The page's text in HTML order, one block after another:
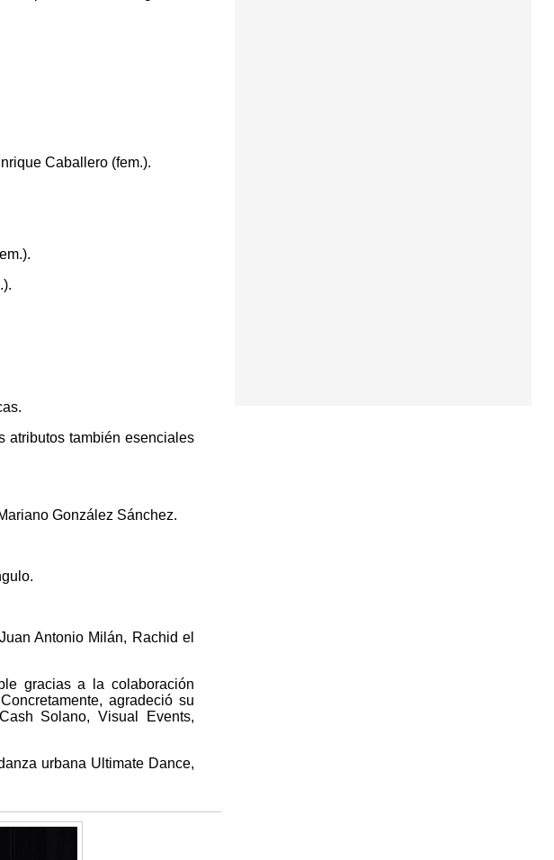
Caballero (fem.).
atributos también esenciales
González Sánchez.
Antonio Milán, Rachid el
gracias a la colaboración
agradeció su
Solano, Visual Events,
urbana Ultimate Dance,